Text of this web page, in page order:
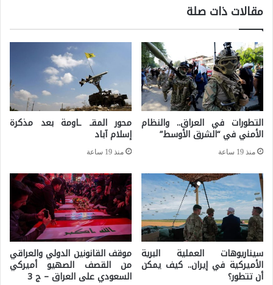
ة
ب
ا
ن
ت
ا
ه
ا
ل
ص
ي
ع
ا
ل
ق
مقالات ذات صلة
التطورات في العراق.. والنظام
الأمني في “الشرق الأوسط”
منذ 19 ساعة
محور المقـ ـاومة بعد مذكرة
إسلام آباد
منذ 19 ساعة
سيناريوهات العملية البرية
الأميركية في إيران.. كيف يمكن
أن تتطور؟
موقف القانونين الدولي والعراقي
من القصف الصهيو أميركي
السعودي على العراق – ج 3